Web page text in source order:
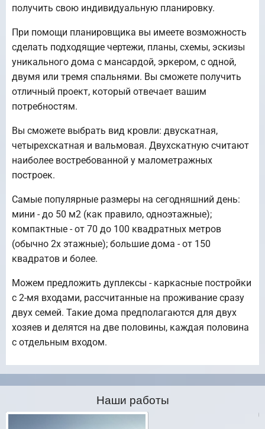
получить свою индивидуальную планировку.
При помощи планировщика вы имеете возможность
сделать подходящие чертежи, планы, схемы, эскизы
уникального дома с мансардой, эркером, с одной,
двумя или тремя спальнями. Вы сможете получить
отличный проект, который отвечает вашим
потребностям.
Вы сможете выбрать вид кровли: двускатная,
четырехскатная и вальмовая. Двухскатную считают
наиболее востребованной у малометражных
построек.
Самые популярные размеры на сегодняшний день:
мини - до 50 м2 (как правило, одноэтажные);
компактные - от 70 до 100 квадратных метров
(обычно 2х этажные); большие дома - от 150
квадратов и более.
Можем предложить дуплексы - каркасные постройки
с 2-мя входами, рассчитанные на проживание сразу
двух семей. Такие дома предполагаются для двух
хозяев и делятся на две половины, каждая половина
с отдельным входом.
Наши работы